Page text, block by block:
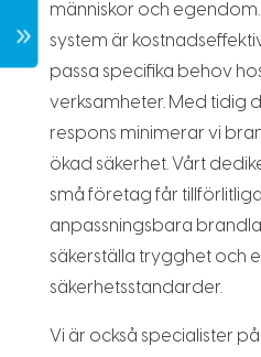
människor och
system är
passa specifika behov
verksamheter. Med tidig
respons minimerar vi
ökad säkerhet. Vårt
små företag får
anpassningsbara
säkerställa trygghet och
säkerhetsstandarder.
Vi är också specialister
7